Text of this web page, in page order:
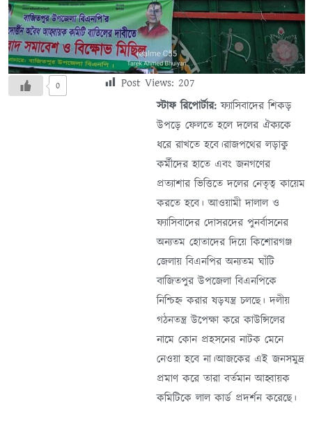
0 Post Views: 207
স্টাফ রিপোর্টার: ফ্যাসিবাদের শিকড়
উপড়ে ফেলতে হলে দলের ঐক্যকে
ধরে রাখতে হবে।রাজপথের লড়াকু
কর্মীদের হাতে এবং জনগণের
প্রত্যাশার ভিত্তিতে দলের নেতৃত্ব কায়েম
করতে হবে। আওয়ামী দালাল ও
ফ্যাসিবাদের দোসরদের পুনর্বাসনের
অন্যতম হোতাদের দিয়ে কিশোরগঞ্জ
জেলায় বিএনপির অন্যতম ঘাঁটি
বাজিতপুর উপজেলা বিএনপিকে
নিশ্চিহ্ন করার ষড়যন্ত্র চলছে। দলীয়
গঠনতন্ত্র উপেক্ষা করে কাউন্সিলের
নামে কোন প্রহসনের নাটক মেনে
নেওয়া হবে না।আজকের এই জনসমুদ্র
প্রমাণ করে তারা বর্তমান আহ্বায়ক
কমিটিকে লাল কার্ড প্রদর্শন করেছে।